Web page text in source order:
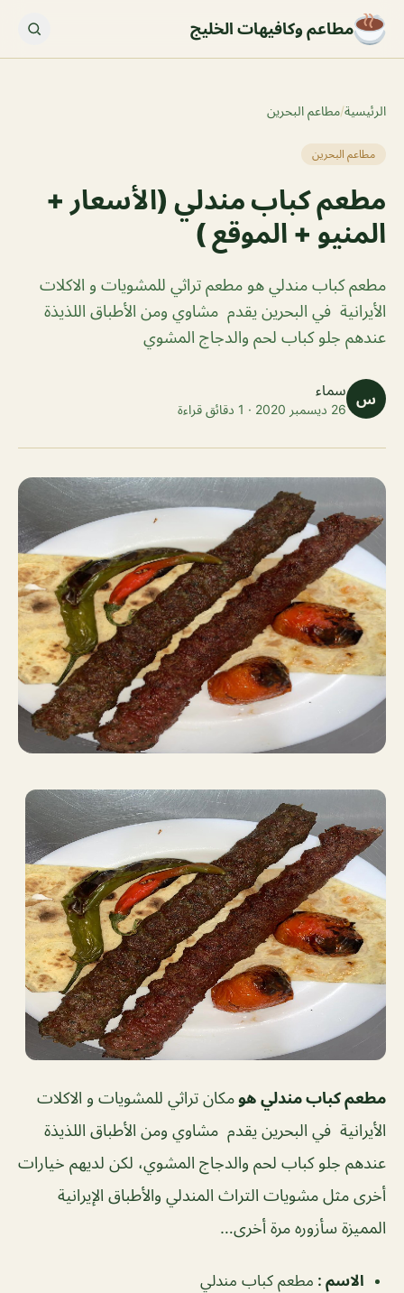
مطاعم وكافيهات الخليج
الرئيسية/مطاعم البحرين
مطاعم البحرين
مطعم كباب مندلي (الأسعار +
المنيو + الموقع )
مطعم كباب مندلي هو مطعم تراثي للمشويات و الاكلات
الأيرانية في البحرين يقدم مشاوي ومن الأطباق اللذيذة
عندهم جلو كباب لحم والدجاج المشوي
س سماء
26 ديسمبر 2020 · 1 دقائق قراءة
مطعم كباب مندلي هومكان تراثي للمشويات و الاكلات
الأيرانية في البحرين يقدم مشاوي ومن الأطباق اللذيذة
عندهم جلو كباب لحم والدجاج المشوي، لكن لديهم خيارات
أخرى مثل مشويات التراث المندلي والأطباق الإيرانية
المميزة سأزوره مرة أخرى…
الاسم : مطعم كباب مندلي